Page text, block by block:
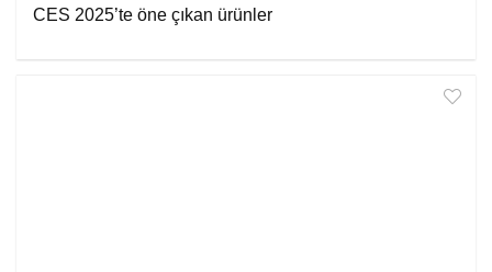
CES 2025’te öne çıkan ürünler